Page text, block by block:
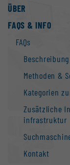
ÜBER
FAQS & INFO
FAQs
Methoden &
Kategorien
Zusätzliche
infrastruktur
Kontakt